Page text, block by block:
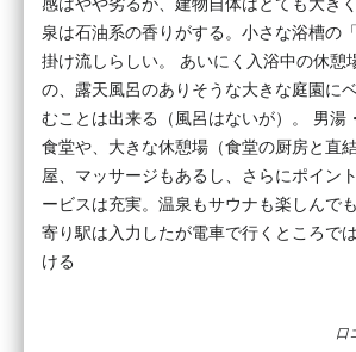
感はやや劣るが、建物自体はとても大き
泉は石油系の香りがする。小さな浴槽の
掛け流しらしい。 あいにく入浴中の休憩
の、露天風呂のありそうな大きな庭園に
むことは出来る（風呂はないが）。 男湯
食堂や、大きな休憩場（食堂の厨房と直
屋、マッサージもあるし、さらにポイン
ービスは充実。温泉もサウナも楽しんで
寄り駅は入力したが電車で行くところで
ける
口